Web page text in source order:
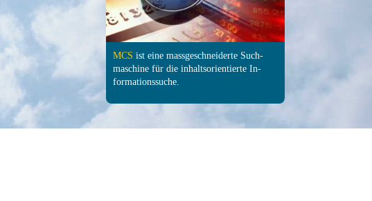
MCS ist eine mass­ge­schneiderte Such­
maschine für die inhalts­orientierte In­
formations­suche.